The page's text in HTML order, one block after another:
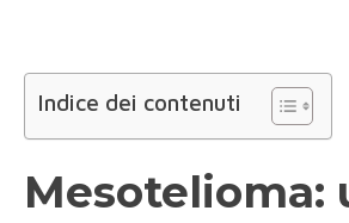
Indice dei contenuti
Mesotelioma: